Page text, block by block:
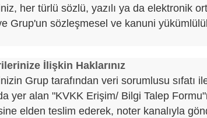
her türlü sözlü, yazılı ya da elektronik
Grup'un sözleşmesel ve kanuni
İlişkin Haklarınız
Grup tarafından veri sorumlusu sıfatı
yer alan "KVKK Erişim/ Bilgi Talep
elden teslim ederek, noter kanalıyla